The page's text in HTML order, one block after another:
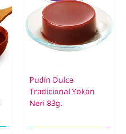
Pudín Dulce
Tradicional Yokan
Neri 83g.